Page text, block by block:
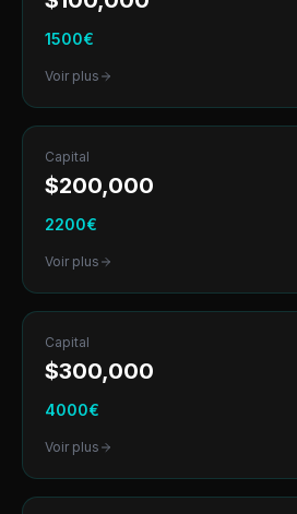
1500€
Voir plus
Capital
$200,000
2200€
Voir plus
Capital
$300,000
4000€
Voir plus